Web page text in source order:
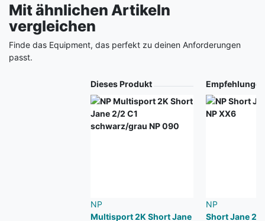
Mit ähnlichen Artikeln
vergleichen
Finde das Equipment, das perfekt zu deinen Anforderungen
passt.
Dieses Produkt
NP
Multisport 2K Short Jane
Empfehlungen
NP
Short Jane 2/2